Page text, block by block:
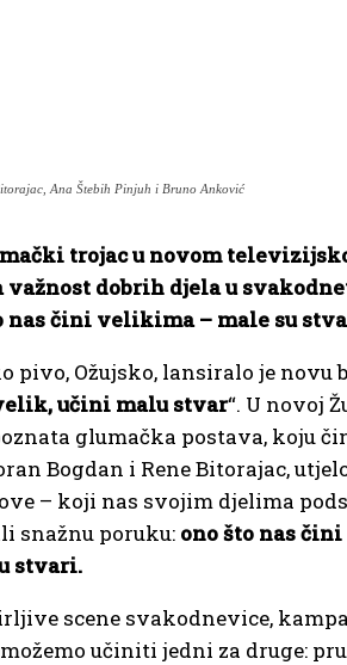
Ana Štebih Pinjuh i Bruno Anković
trojac u novom
važnost dobrih djela u
nas čini velikima – male su
pivo, Ožujsko, lansiralo je novu
učini malu stvar“. U novoj
glumačka postava, koju
Bogdan i Rene Bitorajac,
– koji nas svojim djelima
snažnu poruku: ono što nas čini
stvari.
scene svakodnevice,
učiniti jedni za druge: